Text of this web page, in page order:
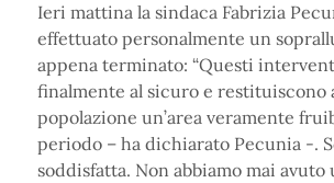
Ieri mattina la sindaca Fabrizia
effettuato personalmente un
appena terminato: “Questi
finalmente al sicuro e restituiscono
popolazione un’area veramente
periodo – ha dichiarato Pecunia -.
soddisfatta. Non abbiamo mai avuto